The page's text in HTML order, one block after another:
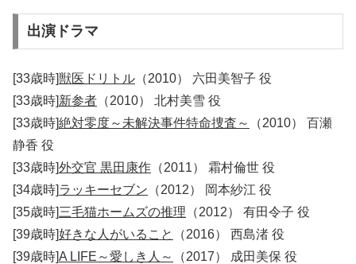
出演ドラマ
[33歳時]獣医ドリトル （2010） 六田美智子 役
[33歳時]新参者 （2010） 北村美雪 役
[33歳時]絶対零度～未解決事件特命捜査～
（2010） 百瀬
静香 役
[33歳時]外交官 黒田康作 （2011） 霜村倫世 役
[34歳時]ラッキーセブン （2012） 岡本紗江 役
[35歳時]三毛猫ホームズの推理 （2012） 有田令子 役
[39歳時]好きな人がいること
（2016） 西島渚 役
[39歳時]A LIFE～愛しき人～
（2017） 成田美保 役